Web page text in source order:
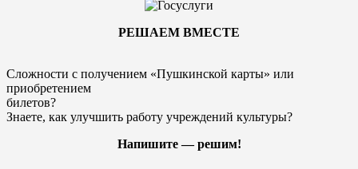
РЕШАЕМ ВМЕСТЕ
Сложности с получением «Пушкинской карты» или
приобретением
билетов?
Знаете, как улучшить работу учреждений культуры?
Напишите — решим!